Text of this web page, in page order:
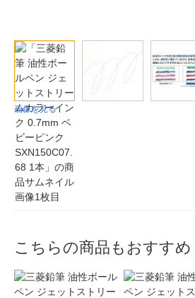
画像を見る
こちらの商品もおすすめ